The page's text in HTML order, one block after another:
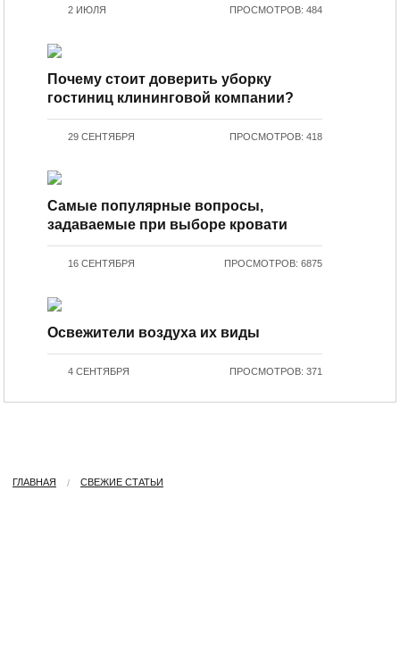
2 ИЮЛЯ ПРОСМОТРОВ: 484
Почему стоит доверить уборку
гостиниц клининговой компании?
29 СЕНТЯБРЯ ПРОСМОТРОВ: 418
Самые популярные вопросы,
задаваемые при выборе кровати
16 СЕНТЯБРЯ ПРОСМОТРОВ: 6875
Освежители воздуха их виды
4 СЕНТЯБРЯ ПРОСМОТРОВ: 371
ГЛАВНАЯ СВЕЖИЕ СТАТЬИ